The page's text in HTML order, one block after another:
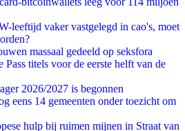
leeftijd vaker vastgelegd in cao's, moet
massaal gedeeld op seksfora
titels voor de eerste helft van de
2026/2027 is begonnen
eens 14 gemeenten onder toezicht om
hulp bij ruimen mijnen in Straat van